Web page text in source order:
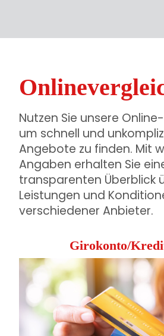
Nutzen Sie unsere
um schnell und
Angebote zu finden. Mit
Angaben erhalten Sie
transparenten Überblick
Leistungen und
verschiedener Anbieter.
Girokonto/